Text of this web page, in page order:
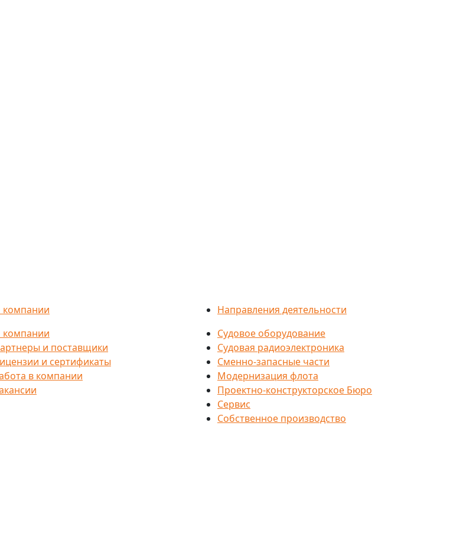
компании
компании
и поставщики
и сертификаты
в компании
Направления деятельности
Судовое оборудование
Судовая радиоэлектроника
Сменно-запасные части
Модернизация флота
Проектно-конструкторское Бюро
Сервис
Собственное производство